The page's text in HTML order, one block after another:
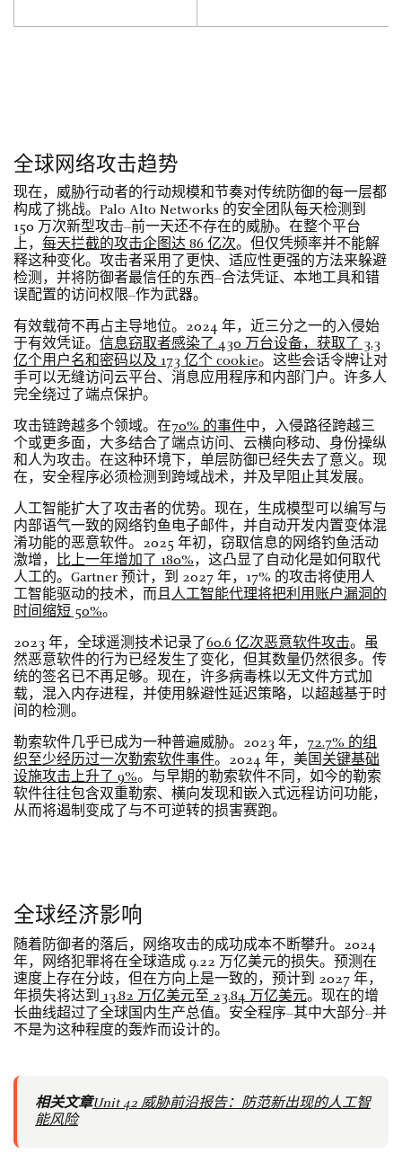
全球网络攻击趋势
现在，威胁行动者的行动规模和节奏对传统防御的每一层都
构成了挑战。Palo Alto Networks 的安全团队每天检测到
150 万次新型攻击--前一天还不存在的威胁。在整个平台
上， 每天拦截的攻击企图达 86 亿次。但仅凭频率并不能解
释这种变化。攻击者采用了更快、适应性更强的方法来躲避
检测，并将防御者最信任的东西--合法凭证、本地工具和错
误配置的访问权限--作为武器。
有效载荷不再占主导地位。2024 年，近三分之一的入侵始
于有效凭证。 信息窃取者感染了 430 万台设备，获取了 3.3
亿个用户名和密码以及 173 亿个 cookie。这些会话令牌让对
手可以无缝访问云平台、消息应用程序和内部门户。许多人
完全绕过了端点保护。
攻击链跨越多个领域。在70% 的事件中，入侵路径跨越三
个或更多面，大多结合了端点访问、云横向移动、身份操纵
和人为攻击。在这种环境下，单层防御已经失去了意义。现
在，安全程序必须检测到跨域战术，并及早阻止其发展。
人工智能扩大了攻击者的优势。现在，生成模型可以编写与
内部语气一致的网络钓鱼电子邮件，并自动开发内置变体混
淆功能的恶意软件。2025 年初，窃取信息的网络钓鱼活动
激增，
比上一年增加了 180%，这凸显了自动化是如何取代
人工的。Gartner 预计，到 2027 年，17% 的攻击将使用人
工智能驱动的技术，而且人工智能代理将把利用账户漏洞的
时间缩短 50%。
2023 年，全球遥测技术记录了 60.6 亿次恶意软件攻击。虽
然恶意软件的行为已经发生了变化，但其数量仍然很多。传
统的签名已不再足够。现在，许多病毒株以无文件方式加
载，混入内存进程，并使用躲避性延迟策略，以超越基于时
间的检测。
勒索软件几乎已成为一种普遍威胁。2023 年， 72.7% 的组
织至少经历过一次勒索软件事件。2024 年，美国 关键基础
设施攻击上升了 9%。与早期的勒索软件不同，如今的勒索
软件往往包含双重勒索、横向发现和嵌入式远程访问功能，
从而将遏制变成了与不可逆转的损害赛跑。
全球经济影响
随着防御者的落后，网络攻击的成功成本不断攀升。2024
年，网络犯罪将在全球造成 9.22 万亿美元的损失。预测在
速度上存在分歧，但在方向上是一致的，预计到 2027 年，
年损失将达到 13.82 万亿美元至 23.84 万亿美元。现在的增
长曲线超过了全球国内生产总值。安全程序--其中大部分--并
不是为这种程度的轰炸而设计的。
相关文章Unit 42 威胁前沿报告：防范新出现的人工智
能风险